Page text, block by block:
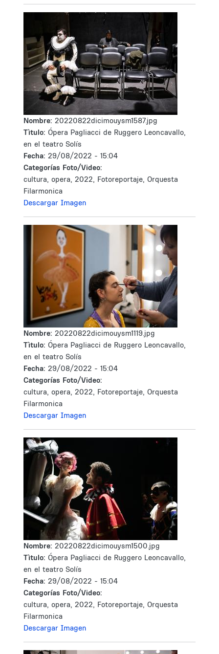
Nombre: 20220822dicimouysm1587.jpg
Tìtulo: Ópera Pagliacci de Ruggero Leoncavallo,
en el teatro Solís
Fecha: 29/08/2022 - 15:04
Categorías Foto/Video:
cultura, opera, 2022, Fotoreportaje, Orquesta
Filarmonica
Descargar Imagen
Nombre: 20220822dicimouysm1119.jpg
Tìtulo: Ópera Pagliacci de Ruggero Leoncavallo,
en el teatro Solís
Fecha: 29/08/2022 - 15:04
Categorías Foto/Video:
cultura, opera, 2022, Fotoreportaje, Orquesta
Filarmonica
Descargar Imagen
Nombre: 20220822dicimouysm1500.jpg
Tìtulo: Ópera Pagliacci de Ruggero Leoncavallo,
en el teatro Solís
Fecha: 29/08/2022 - 15:04
Categorías Foto/Video:
cultura, opera, 2022, Fotoreportaje, Orquesta
Filarmonica
Descargar Imagen